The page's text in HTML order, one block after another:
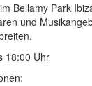
Bellamy Park
und
18:00 Uhr